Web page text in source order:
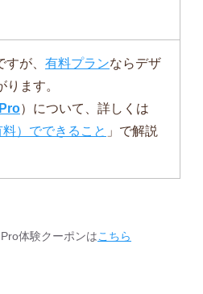
が、 有料プランならデザ
ます。
）について、詳しくは
）でできること 」で解説
体験クーポンはこちら